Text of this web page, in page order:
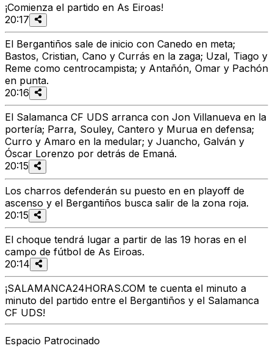
¡Comienza el partido en As Eiroas!
20:17
El Bergantiños sale de inicio con Canedo en meta;
Bastos, Cristian, Cano y Currás en la zaga; Uzal, Tiago y
Reme como centrocampista; y Antañón, Omar y Pachón
en punta.
20:16
El Salamanca CF UDS arranca con Jon Villanueva en la
portería; Parra, Souley, Cantero y Murua en defensa;
Curro y Amaro en la medular; y Juancho, Galván y
Óscar Lorenzo por detrás de Emaná.
20:15
Los charros defenderán su puesto en en playoff de
ascenso y el Bergantiños busca salir de la zona roja.
20:15
El choque tendrá lugar a partir de las 19 horas en el
campo de fútbol de As Eiroas.
20:14
¡SALAMANCA24HORAS.COM te cuenta el minuto a
minuto del partido entre el Bergantiños y el Salamanca
CF UDS!
Espacio Patrocinado